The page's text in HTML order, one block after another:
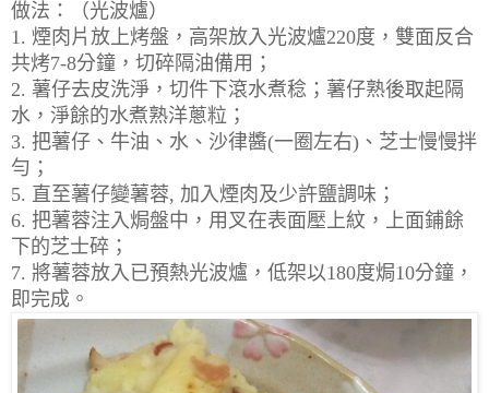
做法：（光波爐）
1. 煙肉片放上烤盤，高架放入光波爐220度，雙面反合
共烤7-8分鐘，切碎隔油備用；
2. 薯仔去皮洗淨，切件下滾水煮稔；薯仔熟後取起隔
水，淨餘的水煮熟洋蔥粒；
3. 把薯仔、牛油、水、沙律醬(一圈左右)、芝士慢慢拌
勻；
5. 直至薯仔變薯蓉, 加入煙肉及少許鹽調味；
6. 把薯蓉注入焗盤中，用叉在表面壓上紋，上面鋪餘
下的芝士碎；
7. 將薯蓉放入已預熱光波爐，低架以180度焗10分鐘，
即完成。